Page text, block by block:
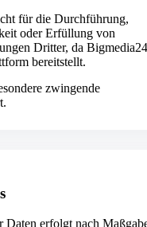
für die Durchführung,
oder Erfüllung von
Dritter, da Bigmedia24
bereitstellt.
zwingende
Daten erfolgt nach